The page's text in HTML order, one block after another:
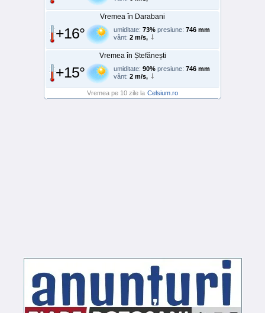
Vremea în Darabani
+16° umiditate: 73% presiune: 746 mm
vânt: 2 m/s,
Vremea în Ștefănești
+15° umiditate: 90% presiune: 746 mm
vânt: 2 m/s,
Vremea pe 10 zile la Celsium.ro